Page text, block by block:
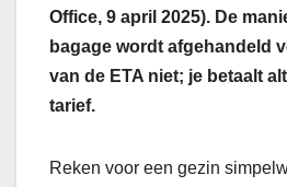
Office, 9 april 2025). De
bagage wordt afgehandeld
van de ETA niet; je betaalt
tarief.
Reken voor een gezin